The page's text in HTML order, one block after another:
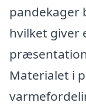
pandekager
hvilket giver
Materialet i